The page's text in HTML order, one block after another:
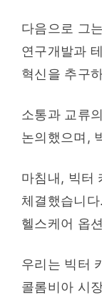
다음으로 그
연구개발과
혁신을 추구
소통과 교류
논의했으며,
마침내, 빅터
체결했습니
헬스케어 옵
우리는 빅터
콜롬비아 시